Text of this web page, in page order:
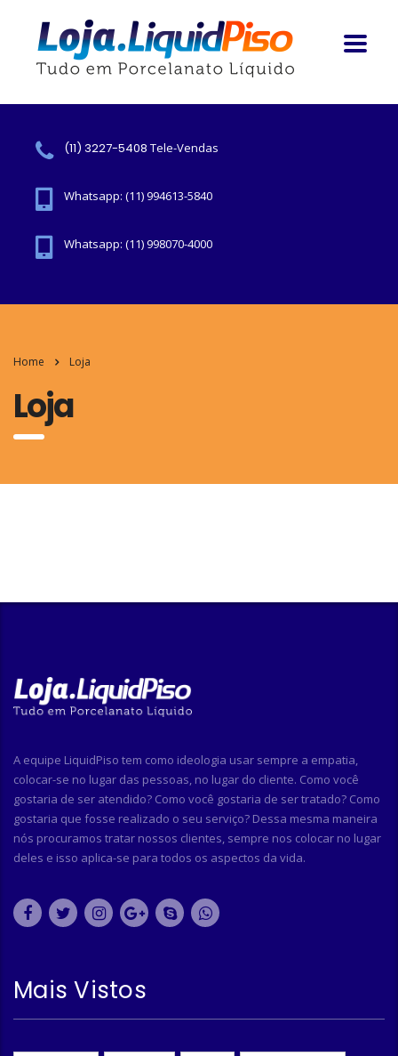
(11) 3227-5408 Tele-Vendas
Whatsapp: (11) 994613-5840
Whatsapp: (11) 998070-4000
Home Loja
Loja
A equipe LiquidPiso tem como ideologia usar sempre a empatia,
colocar-se no lugar das pessoas, no lugar do cliente. Como você
gostaria de ser atendido? Como você gostaria de ser tratado? Como
gostaria que fosse realizado o seu serviço? Dessa mesma maneira
nós procuramos tratar nossos clientes, sempre nos colocar no lugar
deles e isso aplica-se para todos os aspectos da vida.
Mais Vistos